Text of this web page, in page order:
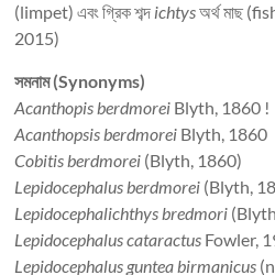
(limpet) এবং গ্রিক শব্দ ichtysঅর্থ মাছ
2015)
সমনাম (Synonyms)
Acanthopis berdmorei Blyth, 1860 !
Acanthopsis berdmorei Blyth, 1860
Cobitis berdmorei (Blyth, 1860)
Lepidocephalus berdmorei (Blyth,
Lepidocephalichthys bredmori
Lepidocephalus cataractus Fowler,
Lepidocephalus guntea birmanicus